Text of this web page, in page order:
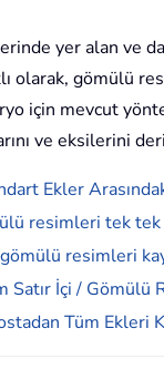
yer alan ve
olarak, gömülü
için mevcut
ve eksilerini
Ekler
resimleri tek
resimleri
Satır İçi / Gömülü
Tüm Ekleri